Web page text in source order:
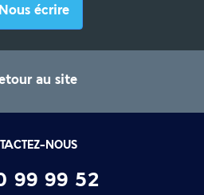
Nous écrire
au site
NOUS
99 99 52